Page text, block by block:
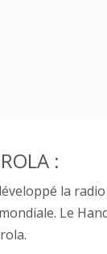
:
la
Le